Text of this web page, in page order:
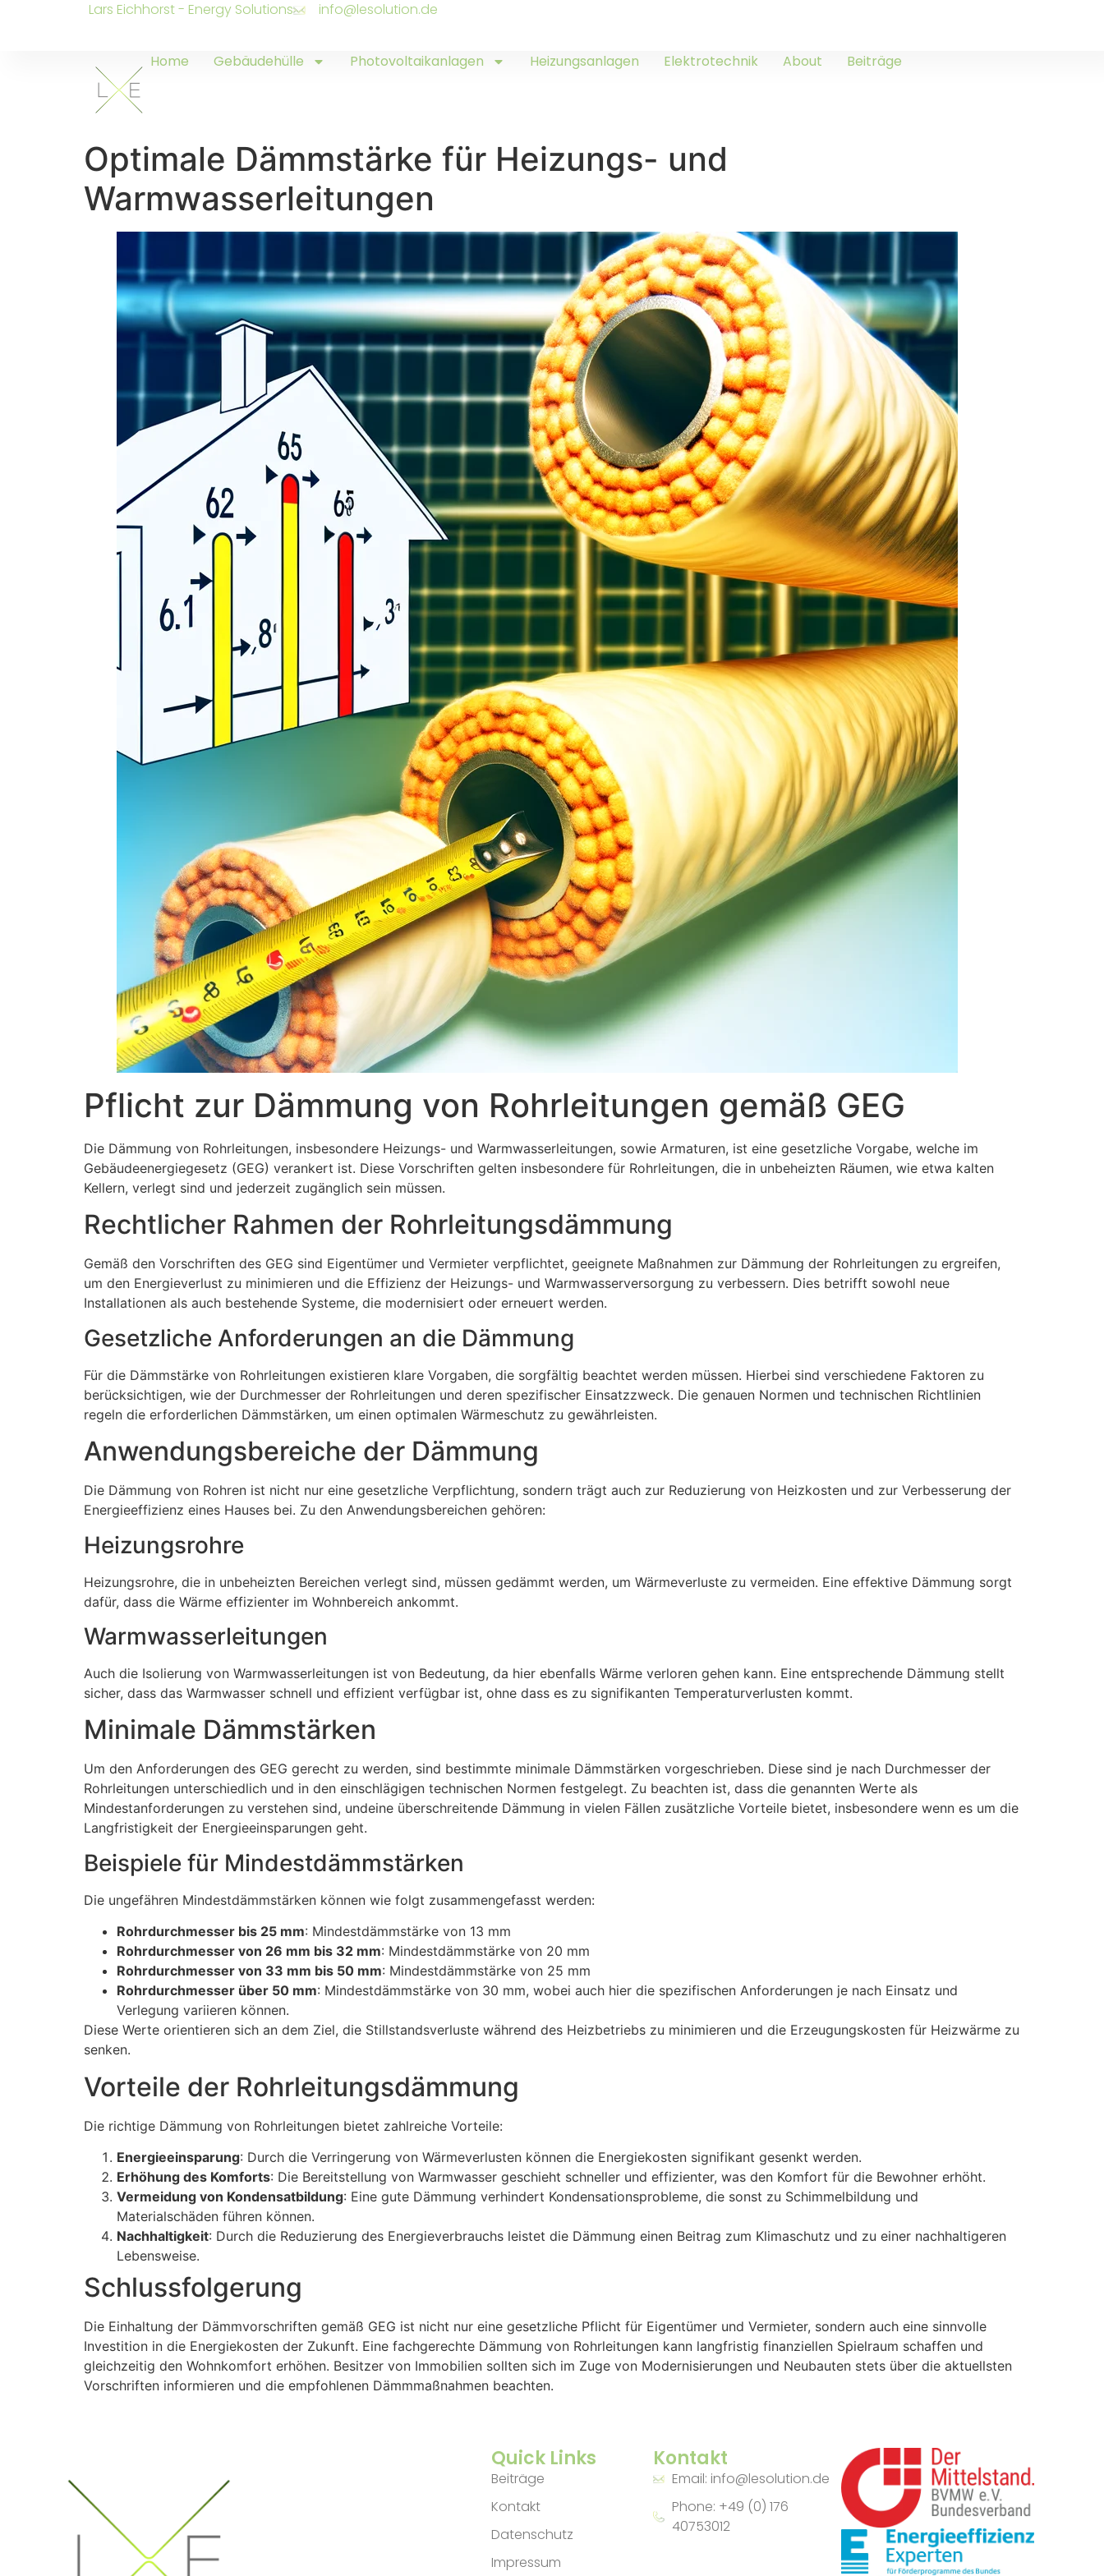
Lars Eichhorst - Energy Solutions info@lesolution.de
Home Gebäudehülle Photovoltaikanlagen Heizungsanlagen Elektrotechnik About Beiträge
Optimale Dämmstärke für Heizungs- und
Warmwasserleitungen
Pflicht zur Dämmung von Rohrleitungen gemäß GEG
Die Dämmung von Rohrleitungen, insbesondere Heizungs- und Warmwasserleitungen, sowie Armaturen, ist eine gesetzliche Vorgabe, welche im
Gebäudeenergiegesetz (GEG) verankert ist. Diese Vorschriften gelten insbesondere für Rohrleitungen, die in unbeheizten Räumen, wie etwa kalten
Kellern, verlegt sind und jederzeit zugänglich sein müssen.
Rechtlicher Rahmen der Rohrleitungsdämmung
Gemäß den Vorschriften des GEG sind Eigentümer und Vermieter verpflichtet, geeignete Maßnahmen zur Dämmung der Rohrleitungen zu ergreifen,
um den Energieverlust zu minimieren und die Effizienz der Heizungs- und Warmwasserversorgung zu verbessern. Dies betrifft sowohl neue
Installationen als auch bestehende Systeme, die modernisiert oder erneuert werden.
Gesetzliche Anforderungen an die Dämmung
Für die Dämmstärke von Rohrleitungen existieren klare Vorgaben, die sorgfältig beachtet werden müssen. Hierbei sind verschiedene Faktoren zu
berücksichtigen, wie der Durchmesser der Rohrleitungen und deren spezifischer Einsatzzweck. Die genauen Normen und technischen Richtlinien
regeln die erforderlichen Dämmstärken, um einen optimalen Wärmeschutz zu gewährleisten.
Anwendungsbereiche der Dämmung
Die Dämmung von Rohren ist nicht nur eine gesetzliche Verpflichtung, sondern trägt auch zur Reduzierung von Heizkosten und zur Verbesserung der
Energieeffizienz eines Hauses bei. Zu den Anwendungsbereichen gehören:
Heizungsrohre
Heizungsrohre, die in unbeheizten Bereichen verlegt sind, müssen gedämmt werden, um Wärmeverluste zu vermeiden. Eine effektive Dämmung sorgt
dafür, dass die Wärme effizienter im Wohnbereich ankommt.
Warmwasserleitungen
Auch die Isolierung von Warmwasserleitungen ist von Bedeutung, da hier ebenfalls Wärme verloren gehen kann. Eine entsprechende Dämmung stellt
sicher, dass das Warmwasser schnell und effizient verfügbar ist, ohne dass es zu signifikanten Temperaturverlusten kommt.
Minimale Dämmstärken
Um den Anforderungen des GEG gerecht zu werden, sind bestimmte minimale Dämmstärken vorgeschrieben. Diese sind je nach Durchmesser der
Rohrleitungen unterschiedlich und in den einschlägigen technischen Normen festgelegt. Zu beachten ist, dass die genannten Werte als
Mindestanforderungen zu verstehen sind, undeine überschreitende Dämmung in vielen Fällen zusätzliche Vorteile bietet, insbesondere wenn es um die
Langfristigkeit der Energieeinsparungen geht.
Beispiele für Mindestdämmstärken
Die ungefähren Mindestdämmstärken können wie folgt zusammengefasst werden:
Rohrdurchmesser bis 25 mm: Mindestdämmstärke von 13 mm
Rohrdurchmesser von 26 mm bis 32 mm: Mindestdämmstärke von 20 mm
Rohrdurchmesser von 33 mm bis 50 mm: Mindestdämmstärke von 25 mm
Rohrdurchmesser über 50 mm: Mindestdämmstärke von 30 mm, wobei auch hier die spezifischen Anforderungen je nach Einsatz und
Verlegung variieren können.
Diese Werte orientieren sich an dem Ziel, die Stillstandsverluste während des Heizbetriebs zu minimieren und die Erzeugungskosten für Heizwärme zu
senken.
Vorteile der Rohrleitungsdämmung
Die richtige Dämmung von Rohrleitungen bietet zahlreiche Vorteile:
Energieeinsparung: Durch die Verringerung von Wärmeverlusten können die Energiekosten signifikant gesenkt werden.
Erhöhung des Komforts: Die Bereitstellung von Warmwasser geschieht schneller und effizienter, was den Komfort für die Bewohner erhöht.
Vermeidung von Kondensatbildung: Eine gute Dämmung verhindert Kondensationsprobleme, die sonst zu Schimmelbildung und
Materialschäden führen können.
Nachhaltigkeit: Durch die Reduzierung des Energieverbrauchs leistet die Dämmung einen Beitrag zum Klimaschutz und zu einer nachhaltigeren
Lebensweise.
Schlussfolgerung
Die Einhaltung der Dämmvorschriften gemäß GEG ist nicht nur eine gesetzliche Pflicht für Eigentümer und Vermieter, sondern auch eine sinnvolle
Investition in die Energiekosten der Zukunft. Eine fachgerechte Dämmung von Rohrleitungen kann langfristig finanziellen Spielraum schaffen und
gleichzeitig den Wohnkomfort erhöhen. Besitzer von Immobilien sollten sich im Zuge von Modernisierungen und Neubauten stets über die aktuellsten
Vorschriften informieren und die empfohlenen Dämmmaßnahmen beachten.
Quick Links
Beiträge
Kontakt
Datenschutz
Impressum
Kontakt
Email: info@lesolution.de
Phone: +49 (0) 176
40753012